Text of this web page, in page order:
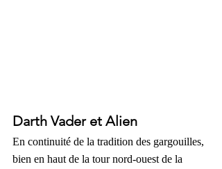
Darth Vader et Alien
En continuité de la tradition des gargouilles,
bien en haut de la tour nord-ouest de la